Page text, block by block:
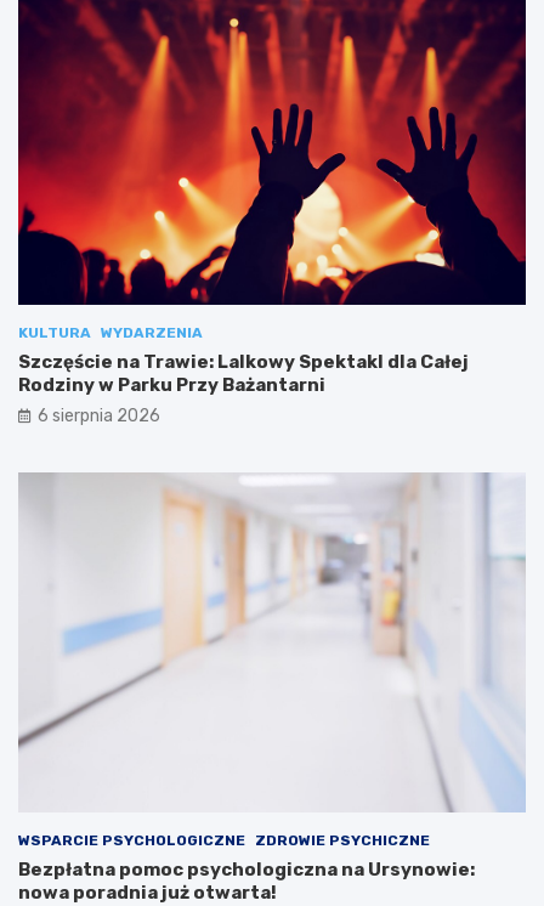
KULTURA WYDARZENIA
Szczęście na Trawie: Lalkowy Spektakl dla Całej
Rodziny w Parku Przy Bażantarni
6 sierpnia 2026
WSPARCIE PSYCHOLOGICZNE ZDROWIE PSYCHICZNE
Bezpłatna pomoc psychologiczna na Ursynowie:
nowa poradnia już otwarta!